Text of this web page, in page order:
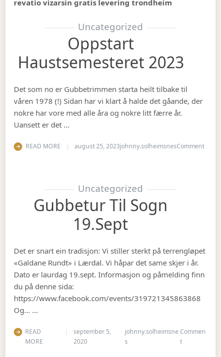
revatio vizarsin gratis levering trondheim
Uncategorized
Oppstart
Haustsemesteret 2023
Det som no er Gubbetrimmen starta heilt tilbake til
våren 1978 (!) Sidan har vi klart å halde det gåande, der
nokre har vore med alle åra og nokre litt færre år.
Uansett er det …
READ MORE august 25, 2023johnny.solheimsnesCommenton
Uncategorized
Gubbetur Til Sogn
19.sept
Det er snart ein tradisjon: Vi stiller sterkt på terrengløpet
«Galdane Rundt» i Lærdal. Vi håpar det same skjer i år.
Dato er laurdag 19.sept. Informasjon og påmelding finn
du på denne sida:
https://www.facebook.com/events/319721345863868
Og… …
READ
MORE
september 5,
2020
johnny.solheimsne
s
Commen
ton Gubbetur